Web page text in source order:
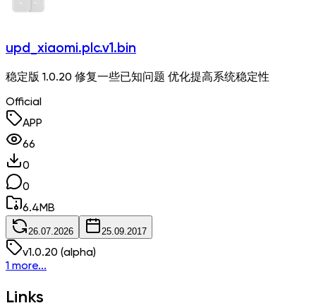
upd_xiaomi.plc.v1.bin
稳定版 1.0.20 修复一些已知问题 优化提高系统稳定性
Official
APP
66
0
0
6.4MB
26.07.2026 25.09.2017
v1.0.20 (alpha)
1 more...
Links